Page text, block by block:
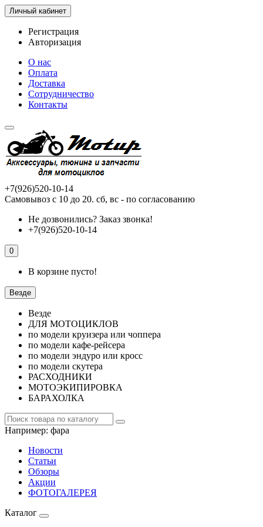
Личный кабинет
Регистрация
Авторизация
О нас
Оплата
Доставка
Сотрудничество
Контакты
+7(926)520-10-14
Самовывоз с 10 до 20. сб, вс - по согласованию
Не дозвонились? Заказ звонка!
+7(926)520-10-14
0
В корзине пусто!
Везде
Везде
ДЛЯ МОТОЦИКЛОВ
по модели круизера или чоппера
по модели кафе-рейсера
по модели эндуро или кросс
по модели скутера
РАСХОДНИКИ
МОТОЭКИПИРОВКА
БАРАХОЛКА
Например: фара
Новости
Статьи
Обзоры
Акции
ФОТОГАЛЕРЕЯ
Каталог